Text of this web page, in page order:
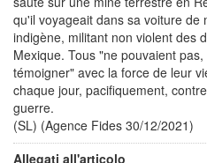
qu'il voyageait dans sa voiture de
indigène, militant non violent des
Mexique. Tous "ne pouvaient
témoigner" avec la force de leur
chaque jour, pacifiquement,
guerre.
(SL) (Agence Fides 30/12/2021)
Allegati all'articolo